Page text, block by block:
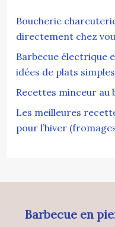
Boucherie
directement chez
Barbecue électrique
idées de plats simples
Recettes minceur au
Les meilleures
pour l’hiver
Barbecue en